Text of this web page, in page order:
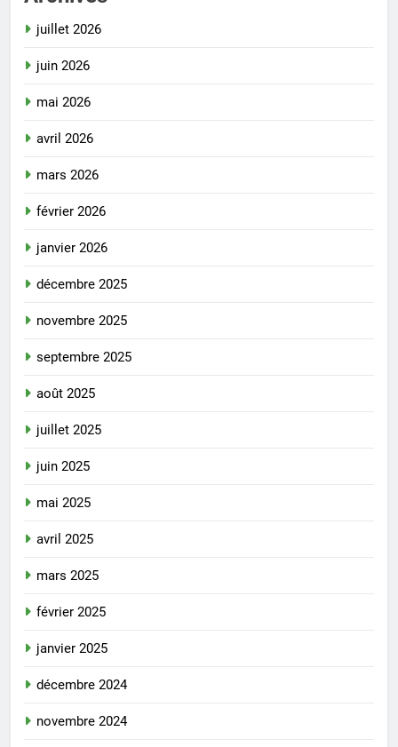
juillet 2026
juin 2026
mai 2026
avril 2026
mars 2026
février 2026
janvier 2026
décembre 2025
novembre 2025
septembre 2025
août 2025
juillet 2025
juin 2025
mai 2025
avril 2025
mars 2025
février 2025
janvier 2025
décembre 2024
novembre 2024